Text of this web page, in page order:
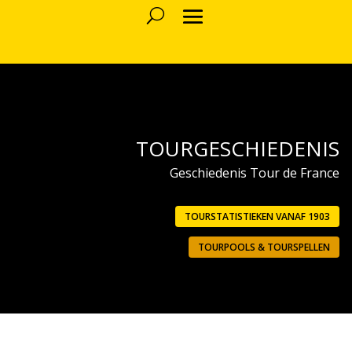
TOURGESCHIEDENIS
Geschiedenis Tour de France
TOURSTATISTIEKEN VANAF 1903
TOURPOOLS & TOURSPELLEN